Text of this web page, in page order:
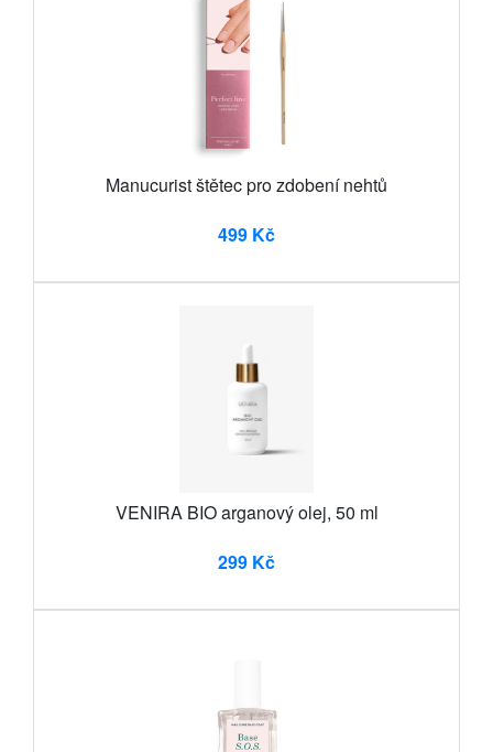
Manucurist štětec pro zdobení nehtů
499 Kč
VENIRA BIO arganový olej, 50 ml
299 Kč